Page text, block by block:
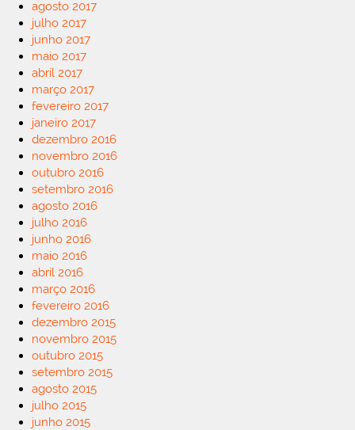
agosto 2017
julho 2017
junho 2017
maio 2017
abril 2017
março 2017
fevereiro 2017
janeiro 2017
dezembro 2016
novembro 2016
outubro 2016
setembro 2016
agosto 2016
julho 2016
junho 2016
maio 2016
abril 2016
março 2016
fevereiro 2016
dezembro 2015
novembro 2015
outubro 2015
setembro 2015
agosto 2015
julho 2015
junho 2015